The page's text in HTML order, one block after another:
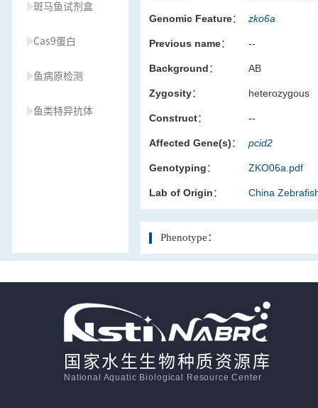
斑马鱼试剂盒
Cas9蛋白
鱼病原检测
鱼类特异抗体
Genomic Feature： zko6a
Previous name： --
Background： AB
Zygosity： heterozygous
Construct： --
Affected Gene(s)： pcid2
Genotyping： ZKO06a.pdf
Lab of Origin： China
Phenotype：
国家水生生物种质资源库
National Aquatic Biological Resource Center